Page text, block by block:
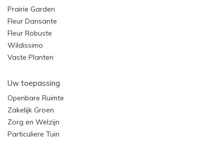
Prairie Garden
Fleur Dansante
Fleur Robuste
Wildissimo
Vaste Planten
Uw toepassing
Openbare Ruimte
Zakelijk Groen
Zorg en Welzijn
Particuliere Tuin